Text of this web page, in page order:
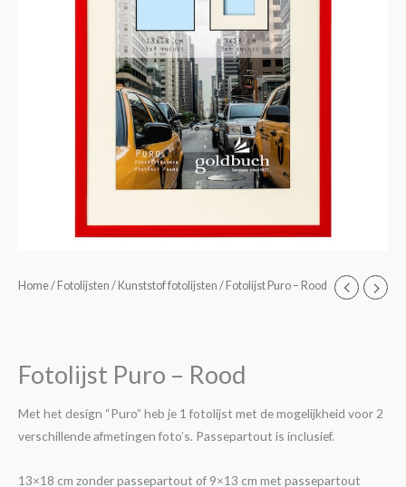
Home/ Fotolijsten / Kunststof fotolijsten / Fotolijst Puro – Rood
Fotolijst Puro – Rood
Met het design “Puro” heb je 1 fotolijst met de mogelijkheid voor 2
verschillende afmetingen foto’s. Passepartout is inclusief.
13×18 cm zonder passepartout of 9×13 cm met passepartout
Fotolijst
aantal